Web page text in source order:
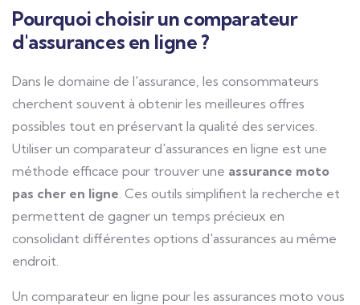
Pourquoi choisir un comparateur
d'assurances en ligne ?
Dans le domaine de l'assurance, les consommateurs
cherchent souvent à obtenir les meilleures offres
possibles tout en préservant la qualité des services.
Utiliser un comparateur d'assurances en ligne est une
méthode efficace pour trouver une assurance moto
pas cher en ligne. Ces outils simplifient la recherche et
permettent de gagner un temps précieux en
consolidant différentes options d'assurances au même
endroit.
Un comparateur en ligne pour les assurances moto vous